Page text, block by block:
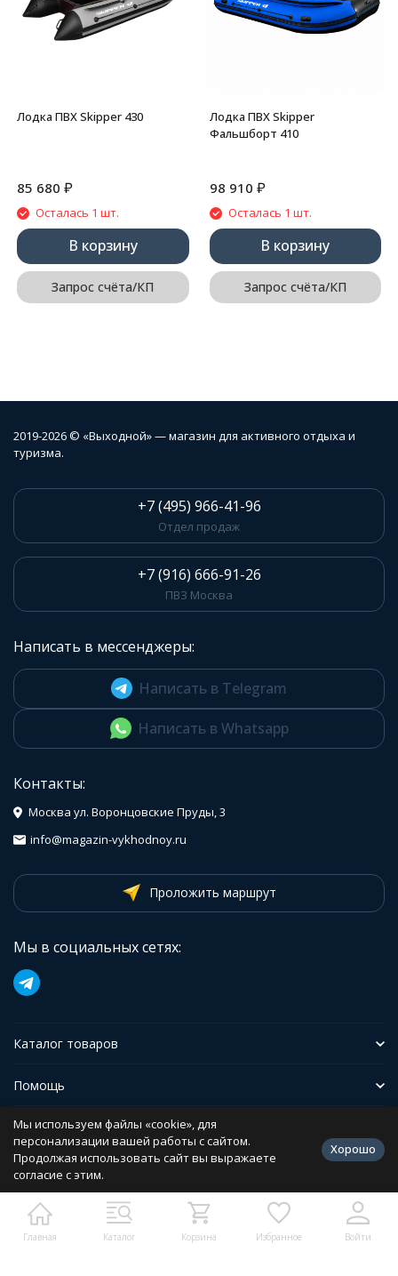
Лодка ПВХ Skipper 430
85 680 ₽
Осталась 1 шт.
В корзину
Запрос счёта/КП
Лодка ПВХ Skipper
Фальшборт 410
98 910 ₽
Осталась 1 шт.
В корзину
Запрос счёта/КП
Главная Каталог Корзина Избранное Войти
2019-2026 © «Выходной» — магазин для активного отдыха и
туризма.
+7 (495) 966-41-96
Отдел продаж
+7 (916) 666-91-26
ПВЗ Москва
Написать в мессенджеры:
Написать в Telegram
Написать в Whatsapp
Контакты:
Москва ул. Воронцовские Пруды, 3
info@magazin-vykhodnoy.ru
Проложить маршрут
Мы в социальных сетях:
Каталог товаров
Помощь
Иформация
Политика персональных данных
Разработано в
bodysite.ru
Мы используем файлы «cookie», для
персонализации вашей работы с сайтом.
Продолжая использовать сайт вы выражаете
согласие с этим.
Хорошо